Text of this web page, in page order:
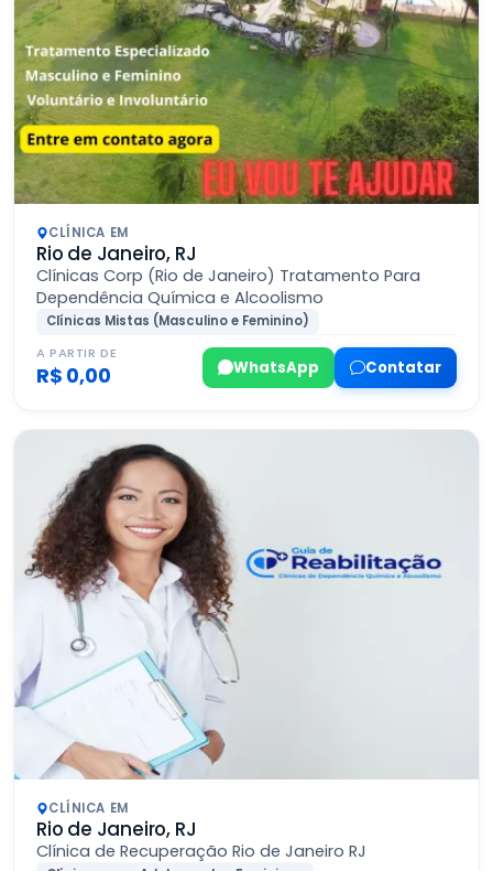
CLÍNICA EM
Rio de Janeiro, RJ
Clínicas Corp (Rio de Janeiro) Tratamento Para
Dependência Química e Alcoolismo
Clínicas Mistas (Masculino e Feminino)
A PARTIR DE
R$ 0,00 WhatsApp Contatar
CLÍNICA EM
Rio de Janeiro, RJ
Clínica de Recuperação Rio de Janeiro RJ